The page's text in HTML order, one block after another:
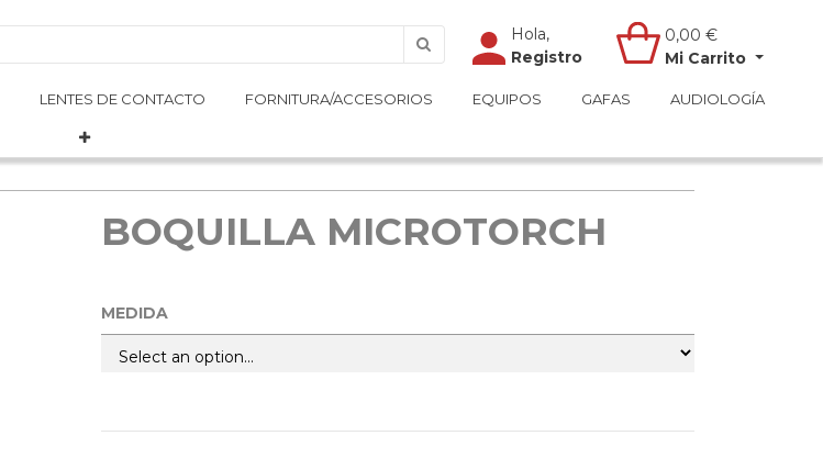
Hola,
Registro
0,00 €
Mi Carrito
LENTES DE CONTACTO FORNITURA/ACCESORIOS EQUIPOS GAFAS AUDIOLOGÍA
Hola,
Registro
0,00 €
Mi Carrito
LENTES DE CONTACTO FORNITURA/ACCESORIOS EQUIPOS GAFAS AUDIOLOGÍA
BOQUILLA MICROTORCH
MEDIDA